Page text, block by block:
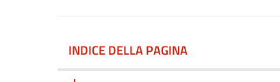
INDICE DELLA PAGINA